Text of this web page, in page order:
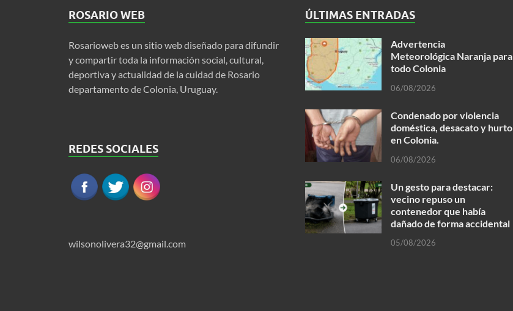
ROSARIO WEB
Rosarioweb es un sitio web diseñado para difundir
y compartir toda la información social, cultural,
deportiva y actualidad de la cuidad de Rosario
departamento de Colonia, Uruguay.
REDES SOCIALES
wilsonolivera32@gmail.com
ÚLTIMAS ENTRADAS
Advertencia
Meteorológica Naranja para
todo Colonia
06/08/2026
Condenado por violencia
doméstica, desacato y hurto
en Colonia.
06/08/2026
Un gesto para destacar:
vecino repuso un
contenedor que había
dañado de forma accidental
05/08/2026